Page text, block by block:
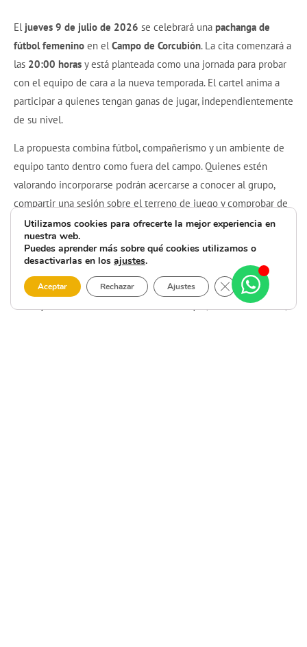
El jueves 9 de julio de 2026 se celebrará una pachanga de
fútbol femenino en el Campo de Corcubión. La cita comenzará a
las 20:00 horas y está planteada como una jornada para probar
con el equipo de cara a la nueva temporada. El cartel anima a
participar a quienes tengan ganas de jugar, independientemente
de su nivel.
La propuesta combina fútbol, compañerismo y un ambiente de
equipo tanto dentro como fuera del campo. Quienes estén
valorando incorporarse podrán acercarse a conocer al grupo,
compartir una sesión sobre el terreno de juego y comprobar de
primera mano la dinámica de esta convocatoria. No se indican
requisitos de edad, precio, inscripción previa ni duración
concreta de la actividad.
Las personas interesadas pueden acudir directamente en la
fecha y hora anunciadas. El cartel señala que, en caso de dudas,
Utilizamos cookies para ofrecerte la mejor experiencia en
nuestra web.
Puedes aprender más sobre qué cookies utilizamos o
desactivarlas en los ajustes.
Aceptar Rechazar Ajustes Cerrar el banner